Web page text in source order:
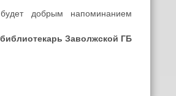
добрым напоминанием
Заволжской ГБ